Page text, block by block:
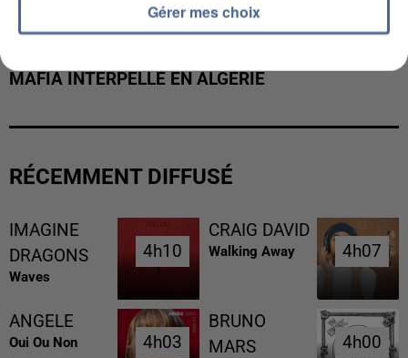
MAFIA INTERPELLÉ EN ALGÉRIE
RÉCEMMENT DIFFUSÉ
IMAGINE
DRAGONS
Waves
4h10
4h10
CRAIG DAVID
Walking Away 4h07
4h07
ANGELE
Oui Ou Non 4h03
4h03
BRUNO
MARS
4h00
4h00
Gérer mes choix